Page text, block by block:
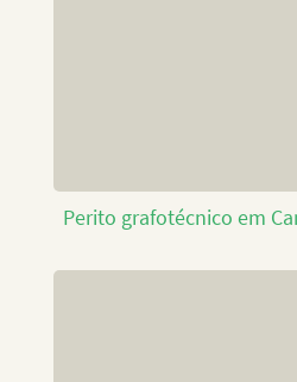
Perito grafotécnico em